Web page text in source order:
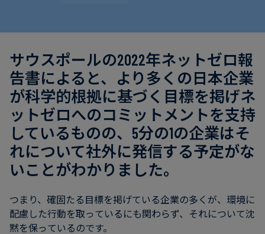
ナ
ブ
ル
フ
ァ
イ
ナ
ン
ス
サウスポールの2022年ネットゼロ報
告書によると、より多くの日本企業
が科学的根拠に基づく目標を掲げネ
ットゼロへのコミットメントを支持
しているものの、5分の1の企業はそ
れについて社外に発信する予定がな
いことがわかりました。
つまり、確固たる目標を掲げている企業の多くが、環境に
配慮した行動を取っているにも関わらず、それについて沈
黙を保っているのです。